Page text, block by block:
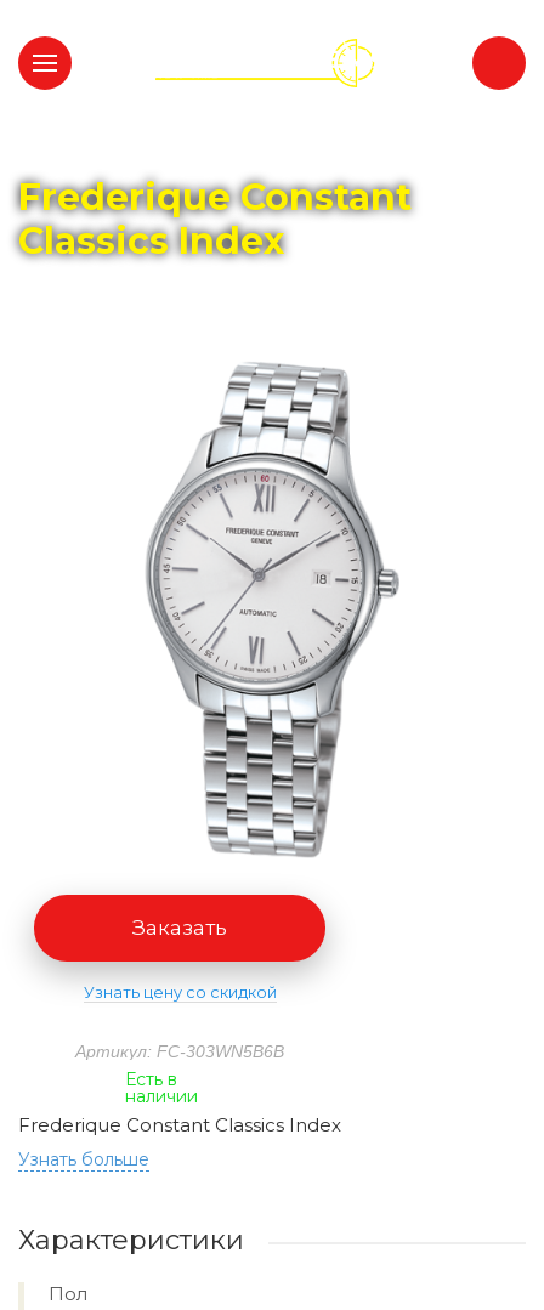
Frederique Constant
Classics Index
Артикул: FC-303WN5B6B
Есть в
наличии
Frederique Constant Classics Index
Узнать больше
Заказать
Узнать цену со скидкой
Характеристики
Пол